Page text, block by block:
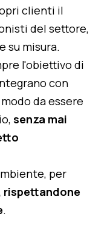
clienti il
del settore,
su misura.
l'obiettivo di
con
da essere
senza mai
per
rispettandone
.